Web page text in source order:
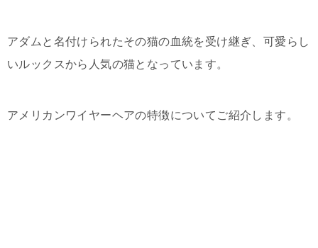
アダムと名付けられたその猫の血統を受け継ぎ、可愛らし
いルックスから人気の猫となっています。
アメリカンワイヤーヘアの特徴についてご紹介します。